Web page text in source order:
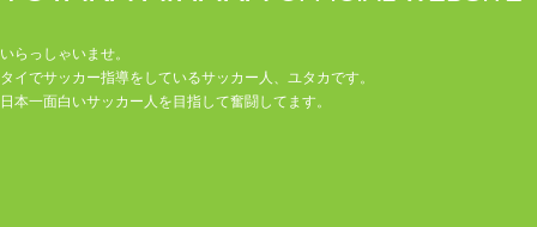
いらっしゃいませ。
タイでサッカー指導をしているサッカー人、ユタカです。
日本一面白いサッカー人を目指して奮闘してます。